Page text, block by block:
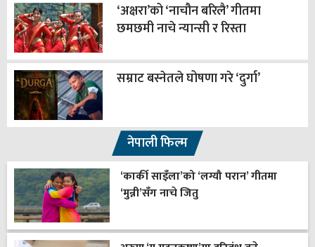
‘अक्षरा’को ‘नाचौन बरिलै’ गीतमा
छमछमी नाचे न्यान्सी र रिस्ता
सम्राट बस्नेतले घोषणा गरे ‘दुर्गा’
नेपाली फिल्म
‘कार्की साइँला’को ‘लग्यौ परान’ गीतमा
‘मुन्नी’सँग नाचे जितु